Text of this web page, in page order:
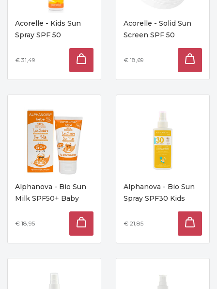
Acorelle - Kids Sun
Spray SPF 50
€ 31,49
Acorelle - Solid Sun
Screen SPF 50
€ 18,69
Alphanova - Bio Sun
Milk SPF50+ Baby
€ 18,95
Alphanova - Bio Sun
Spray SPF30 Kids
€ 21,85